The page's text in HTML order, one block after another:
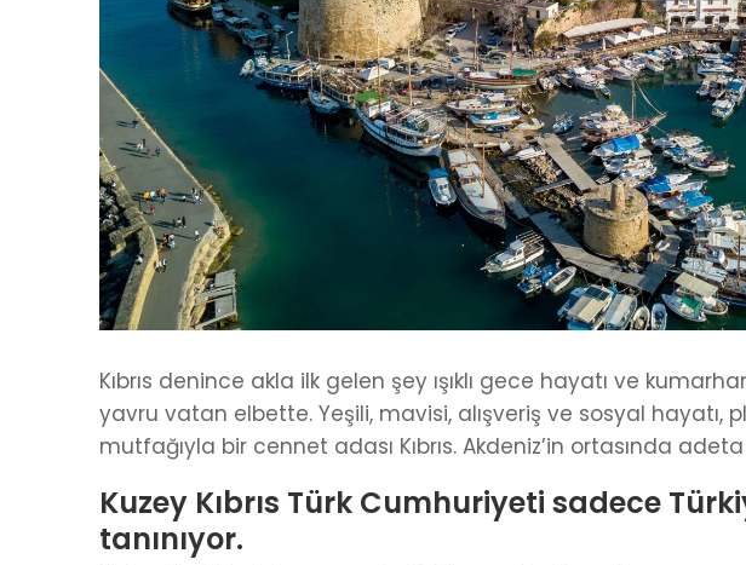
Kıbrıs denince akla ilk gelen şey ışıklı gece hayatı ve
yavru vatan elbette. Yeşili, mavisi, alışveriş ve sosyal hayatı,
mutfağıyla bir cennet adası Kıbrıs. Akdeniz’in ortasında
Kuzey Kıbrıs Türk Cumhuriyeti sadece
tanınıyor.